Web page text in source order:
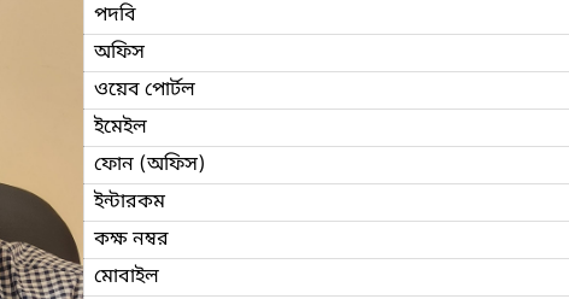
পদবি
অফিস
ওয়েব পোর্টল
ইমেইল
ফোন (অফিস)
ইন্টারকম
কক্ষ নম্বর
মোবাইল